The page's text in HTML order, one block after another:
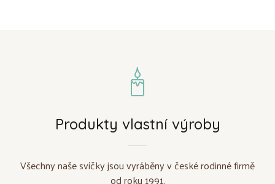
Produkty vlastní výroby
Všechny naše svíčky jsou vyráběny v české rodinné firmě
od roku 1991.